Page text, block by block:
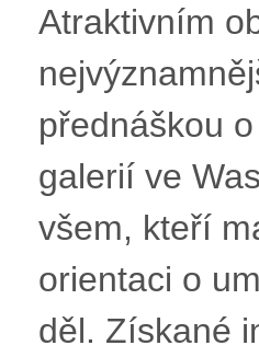
Atraktivním
přednáškou
galerií ve
všem, kteří
orientaci o
děl. Získané